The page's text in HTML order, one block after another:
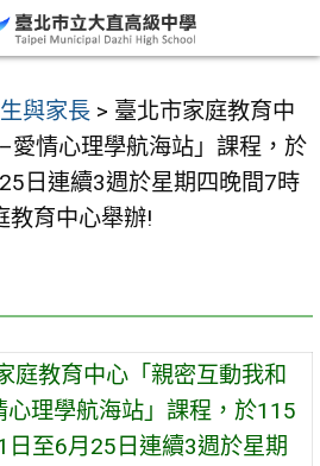
與家長 > 臺北市家庭教育中
愛情心理學航海站」課程，於
日連續3週於星期四晚間7時
教育中心舉辦!
庭教育中心「親密互動我和
心理學航海站」課程，於115
日至6月25日連續3週於星期